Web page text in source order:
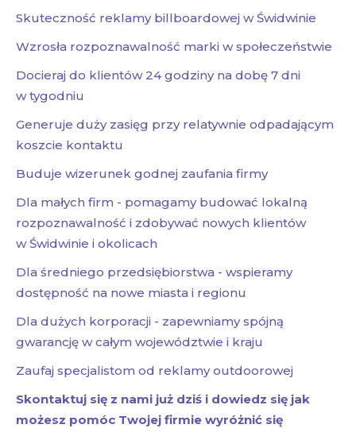
Skuteczność reklamy billboardowej w Świdwinie
Wzrosła rozpoznawalność marki w społeczeństwie
Docieraj do klientów 24 godziny na dobę 7 dni
w tygodniu
Generuje duży zasięg przy relatywnie odpadającym
koszcie kontaktu
Buduje wizerunek godnej zaufania firmy
Dla małych firm - pomagamy budować lokalną
rozpoznawalność i zdobywać nowych klientów
w Świdwinie i okolicach
Dla średniego przedsiębiorstwa - wspieramy
dostępność na nowe miasta i regionu
Dla dużych korporacji - zapewniamy spójną
gwarancję w całym województwie i kraju
Zaufaj specjalistom od reklamy outdoorowej
Skontaktuj się z nami już dziś i dowiedz się jak
możesz pomóc Twojej firmie wyróżnić się